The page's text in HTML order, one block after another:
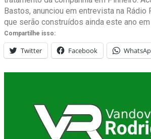
Bastos, anunciou em entrevista na
que serão construídos ainda este ano
Compartilhe isso:
Twitter Facebook